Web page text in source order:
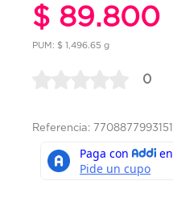
$ 89.800
PUM: $ 1,496.65 g
0
Referencia: 7708877993151